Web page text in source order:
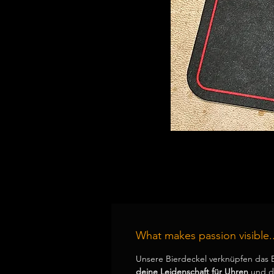
What makes passion
Unsere Bierdeckel verknüpfen das
deine Leidenschaft für Uhren und